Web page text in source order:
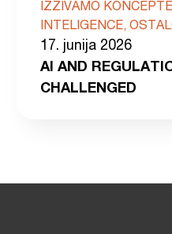
IZZIVAMO
INTELIGENCE,
17. junija 2026
AI AND
CHALLENGED